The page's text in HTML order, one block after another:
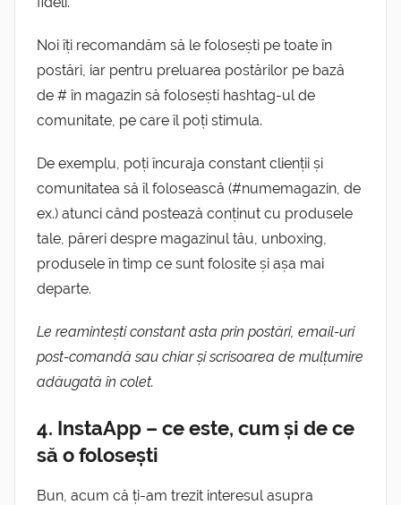
Noi îți recomandăm să le folosești pe toate în
postări, iar pentru preluarea postărilor pe bază
de # în magazin să folosești hashtag-ul de
comunitate, pe care îl poți stimula.
De exemplu, poți încuraja constant clienții și
comunitatea să îl folosească (#numemagazin, de
ex.) atunci când postează conținut cu produsele
tale, păreri despre magazinul tău, unboxing,
produsele în timp ce sunt folosite și așa mai
departe.
Le reamintești constant asta prin postări, email-uri
post-comandă sau chiar și scrisoarea de mulțumire
adăugată în colet.
4. InstaApp – ce este, cum și de ce
să o folosești
Bun, acum că ți-am trezit interesul asupra